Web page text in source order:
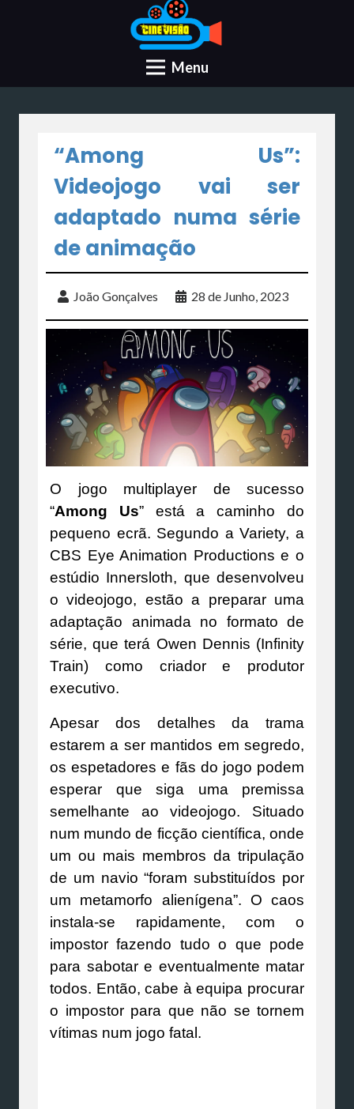
Menu
“Among Us”:
Videojogo vai ser
adaptado numa série
de animação
João Gonçalves 28 de Junho, 2023
O jogo multiplayer de sucesso
“Among Us” está a caminho do
pequeno ecrã. Segundo a Variety, a
CBS Eye Animation Productions e o
estúdio Innersloth, que desenvolveu
o videojogo, estão a preparar uma
adaptação animada no formato de
série, que terá Owen Dennis (Infinity
Train) como criador e produtor
executivo.
Apesar dos detalhes da trama
estarem a ser mantidos em segredo,
os espetadores e fãs do jogo podem
esperar que siga uma premissa
semelhante ao videojogo. Situado
num mundo de ficção científica, onde
um ou mais membros da tripulação
de um navio “foram substituídos por
um metamorfo alienígena”. O caos
instala-se rapidamente, com o
impostor fazendo tudo o que pode
para sabotar e eventualmente matar
todos. Então, cabe à equipa procurar
o impostor para que não se tornem
vítimas num jogo fatal.